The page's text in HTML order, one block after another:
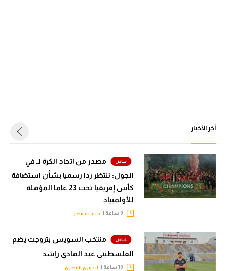
كرة طائرة
الوطن العربي
في المونديال
رياضة نسائية
أمريكا
ركن الألعاب
أخر الأخبار
مصدر من اتحاد الكرة لـ في
الجول: ننتظر ردا رسميا بشأن استضافة
كأس إفريقيا تحت 23 عاما المؤهلة
للأولمبياد
منتخب مصر
منتخب السويس بتروجت يضم
الفلسطيني عبد الهادي راشد
الدوري المصري